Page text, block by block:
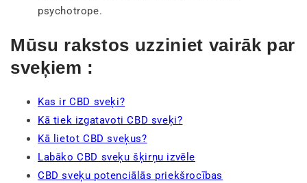
psychotrope.
Mūsu rakstos uzziniet vairāk par
sveķiem :
Kas ir CBD sveķi?
Kā tiek izgatavoti CBD sveķi?
Kā lietot CBD sveķus?
Labāko CBD sveķu šķirņu izvēle
CBD sveķu potenciālās priekšrocības